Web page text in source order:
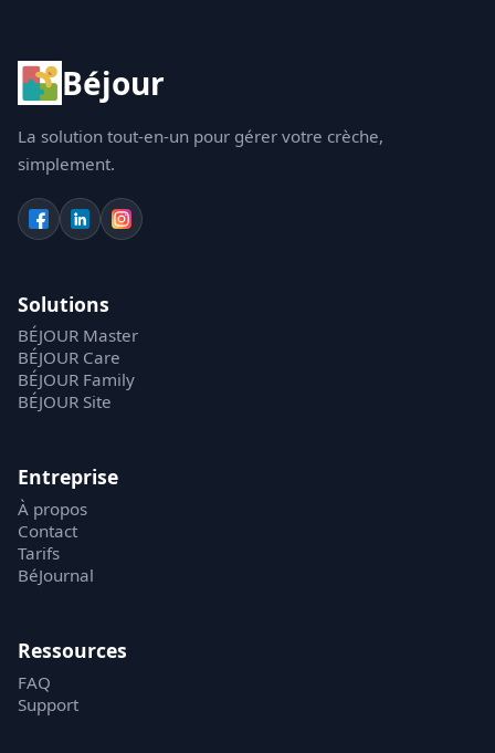
Béjour
La solution tout-en-un pour gérer votre crèche,
simplement.
Solutions
BÉJOUR Master
BÉJOUR Care
BÉJOUR Family
BÉJOUR Site
Entreprise
À propos
Contact
Tarifs
BéJournal
Ressources
FAQ
Support